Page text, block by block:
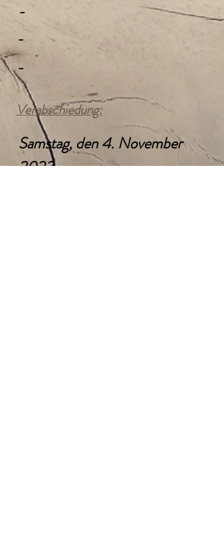
-
-
-
Verabschiedung:
Samstag, den 4. November
2023